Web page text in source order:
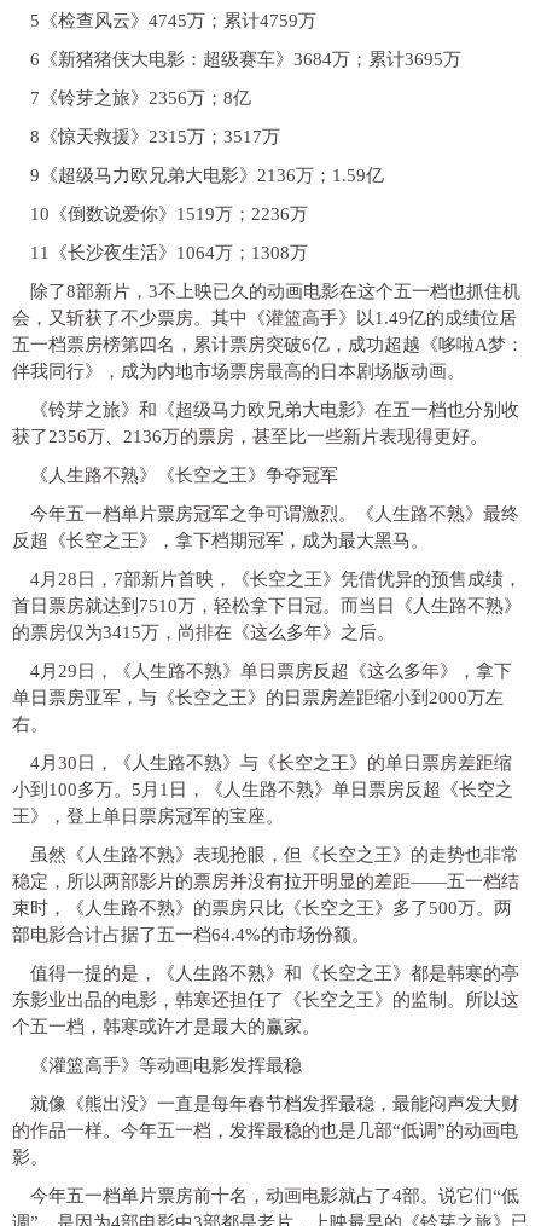
5《检查风云》4745万；累计4759万
6《新猪猪侠大电影：超级赛车》3684万；累计3695万
7《铃芽之旅》2356万；8亿
8《惊天救援》2315万；3517万
9《超级马力欧兄弟大电影》2136万；1.59亿
10《倒数说爱你》1519万；2236万
11《长沙夜生活》1064万；1308万
除了8部新片，3不上映已久的动画电影在这个五一档也抓住机
会，又斩获了不少票房。其中《灌篮高手》以1.49亿的成绩位居
五一档票房榜第四名，累计票房突破6亿，成功超越《哆啦A梦：
伴我同行》，成为内地市场票房最高的日本剧场版动画。
《铃芽之旅》和《超级马力欧兄弟大电影》在五一档也分别收
获了2356万、2136万的票房，甚至比一些新片表现得更好。
《人生路不熟》《长空之王》争夺冠军
今年五一档单片票房冠军之争可谓激烈。《人生路不熟》最终
反超《长空之王》，拿下档期冠军，成为最大黑马。
4月28日，7部新片首映，《长空之王》凭借优异的预售成绩，
首日票房就达到7510万，轻松拿下日冠。而当日《人生路不熟》
的票房仅为3415万，尚排在《这么多年》之后。
4月29日，《人生路不熟》单日票房反超《这么多年》，拿下
单日票房亚军，与《长空之王》的日票房差距缩小到2000万左
右。
4月30日，《人生路不熟》与《长空之王》的单日票房差距缩
小到100多万。5月1日，《人生路不熟》单日票房反超《长空之
王》，登上单日票房冠军的宝座。
虽然《人生路不熟》表现抢眼，但《长空之王》的走势也非常
稳定，所以两部影片的票房并没有拉开明显的差距——五一档结
束时，《人生路不熟》的票房只比《长空之王》多了500万。两
部电影合计占据了五一档64.4%的市场份额。
值得一提的是，《人生路不熟》和《长空之王》都是韩寒的亭
东影业出品的电影，韩寒还担任了《长空之王》的监制。所以这
个五一档，韩寒或许才是最大的赢家。
《灌篮高手》等动画电影发挥最稳
就像《熊出没》一直是每年春节档发挥最稳，最能闷声发大财
的作品一样。今年五一档，发挥最稳的也是几部“低调”的动画电
影。
今年五一档单片票房前十名，动画电影就占了4部。说它们“低
调”，是因为4部电影中3部都是老片，上映最早的《铃芽之旅》已